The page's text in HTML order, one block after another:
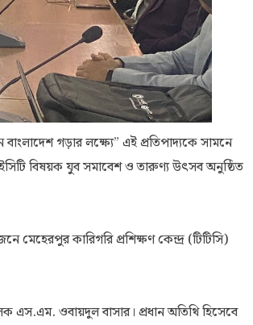
গড়ার লক্ষ্যে” এই প্রতিপাদ্যকে সামনে
বিষয়ক যুব সমাবেশ ও তারুণ্য উৎসব অনুষ্ঠিত
কারিগরি প্রশিক্ষণ কেন্দ্র (টিটিসি)
এস.এম. ওবায়দুল বাসার। প্রধান অতিথি হিসেবে